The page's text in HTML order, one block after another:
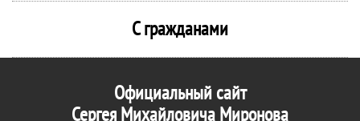
С гражданами
Официальный сайт
Сергея Михайловича Миронова